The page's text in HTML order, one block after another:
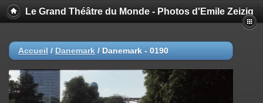
Le Grand Théâtre du Monde - Photos d'Emile Zeizig
Accueil / Danemark / Danemark - 0190